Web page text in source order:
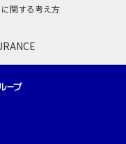
関する考え方